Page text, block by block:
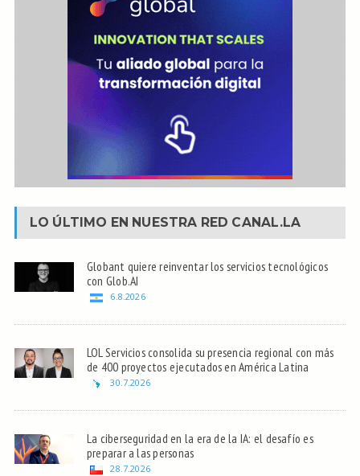
LO ÚLTIMO EN NUESTRA RED CANAL.LA
Globant quiere reinventar los servicios tecnológicos
con Glob.AI
6.8.2026
LOL Servicios consolida su presencia regional con más
de 400 proyectos ejecutados en América Latina
30.7.2026
La ciberseguridad en la era de la IA: el desafío es
preparar a las personas
28.7.2026